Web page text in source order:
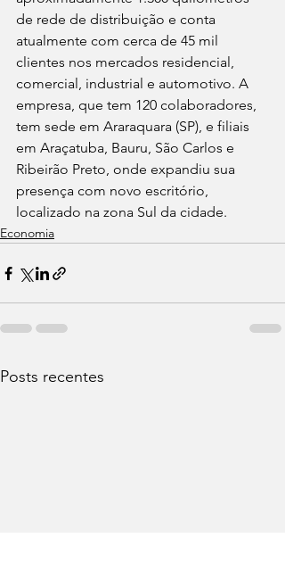
de rede de distribuição e conta
atualmente com cerca de 45 mil
clientes nos mercados residencial,
comercial, industrial e automotivo. A
empresa, que tem 120 colaboradores,
tem sede em Araraquara (SP), e filiais
em Araçatuba, Bauru, São Carlos e
Ribeirão Preto, onde expandiu sua
presença com novo escritório,
localizado na zona Sul da cidade.
Economia
Posts recentes